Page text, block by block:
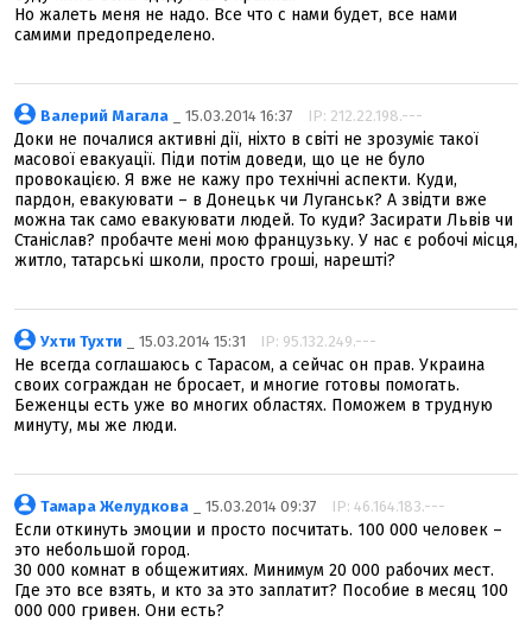
Но жалеть меня не надо. Все что с нами будет, все нами
самими предопределено.
Валерий Магала _ 15.03.2014 16:37 IP: 212.22.198.---
Доки не почалися активні дії, ніхто в світі не зрозуміє такої
масової евакуації. Піди потім доведи, що це не було
провокацією. Я вже не кажу про технічні аспекти. Куди,
пардон, евакуювати – в Донецьк чи Луганськ? А звідти вже
можна так само евакуювати людей. То куди? Засирати Львів чи
Станіслав? пробачте мені мою французьку. У нас є робочі місця,
житло, татарські школи, просто гроші, нарешті?
Ухти Тухти _ 15.03.2014 15:31 IP: 95.132.249.---
Не всегда соглашаюсь с Тарасом, а сейчас он прав. Украина
своих сограждан не бросает, и многие готовы помогать.
Беженцы есть уже во многих областях. Поможем в трудную
минуту, мы же люди.
Тамара Желудкова _ 15.03.2014 09:37 IP: 46.164.183.---
Если откинуть эмоции и просто посчитать. 100 000 человек –
это небольшой город.
30 000 комнат в общежитиях. Минимум 20 000 рабочих мест.
Где это все взять, и кто за это заплатит? Пособие в месяц 100
000 000 гривен. Они есть?